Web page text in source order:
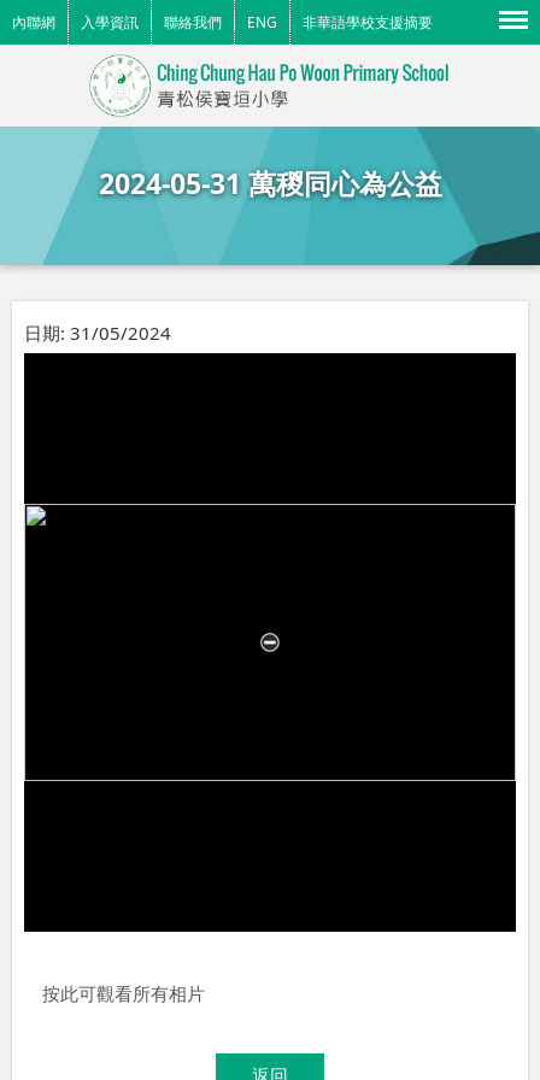
內聯網 入學資訊 聯絡我們 ENG 非華語學校支援摘要
2024-05-31 萬稯同心為公益
Menu
日期: 31/05/2024
按此可觀看所有相片
返回